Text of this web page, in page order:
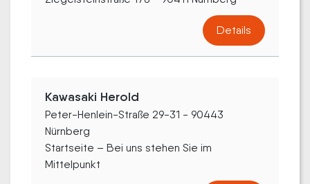
Details
Kawasaki Herold
Peter-Henlein-Straße 29-31 - 90443
Nürnberg
Startseite – Bei uns stehen Sie im
Mittelpunkt